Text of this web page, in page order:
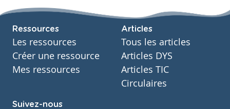
Ressources
Les ressources
Créer une ressource
Mes ressources
Articles
Tous les articles
Articles DYS
Articles TIC
Circulaires
Suivez-nous